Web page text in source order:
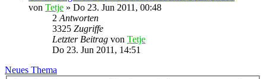
von Tetje » Do 23. Jun 2011, 00:48
2 Antworten
3325 Zugriffe
Letzter Beitrag von Tetje
Do 23. Jun 2011, 14:51
Neues Thema